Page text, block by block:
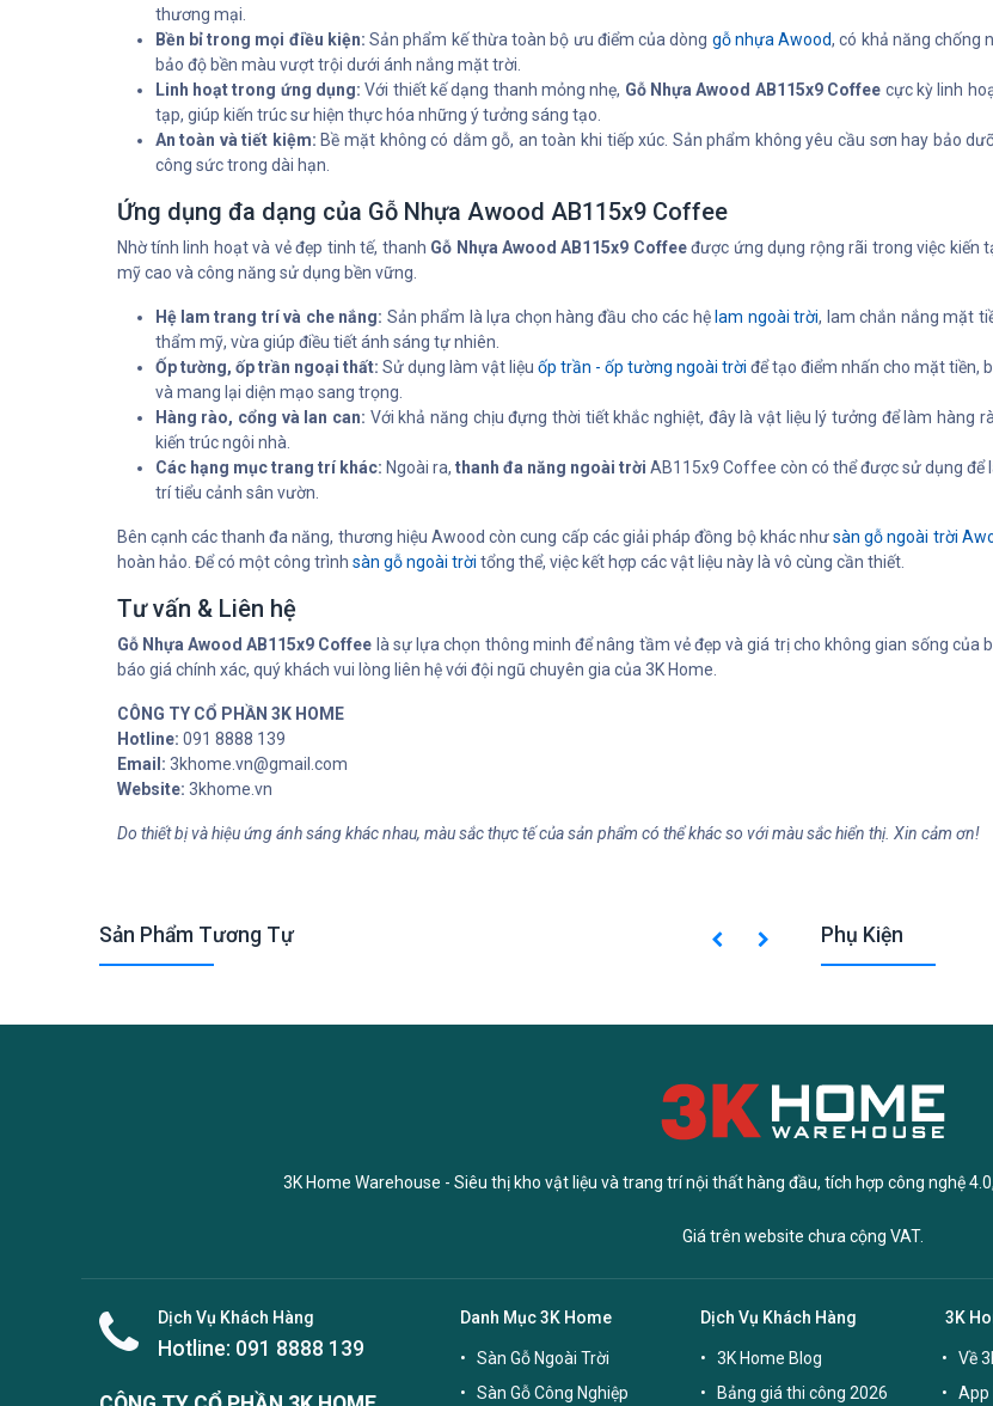
thương mại.
Bền bỉ trong mọi điều kiện: Sản phẩm kế thừa toàn bộ ưu điểm của dòng gỗ nhựa Awood, có khả năng chống
bảo độ bền màu vượt trội dưới ánh nắng mặt trời.
Linh hoạt trong ứng dụng: Với thiết kế dạng thanh mỏng nhẹ, Gỗ Nhựa Awood AB115x9 Coffee cực kỳ linh
tạp, giúp kiến trúc sư hiện thực hóa những ý tưởng sáng tạo.
An toàn và tiết kiệm: Bề mặt không có dằm gỗ, an toàn khi tiếp xúc. Sản phẩm không yêu cầu sơn hay bảo
công sức trong dài hạn.
Ứng dụng đa dạng của Gỗ Nhựa Awood AB115x9 Coffee
Nhờ tính linh hoạt và vẻ đẹp tinh tế, thanh Gỗ Nhựa Awood AB115x9 Coffeeđược ứng dụng rộng rãi trong việc kiến
mỹ cao và công năng sử dụng bền vững.
Hệ lam trang trí và che nắng: Sản phẩm là lựa chọn hàng đầu cho các hệ lam ngoài trời, lam chắn nắng mặt
thẩm mỹ, vừa giúp điều tiết ánh sáng tự nhiên.
Ốp tường, ốp trần ngoại thất: Sử dụng làm vật liệu ốp trần - ốp tường ngoài trời để tạo điểm nhấn cho mặt tiền,
và mang lại diện mạo sang trọng.
Hàng rào, cổng và lan can: Với khả năng chịu đựng thời tiết khắc nghiệt, đây là vật liệu lý tưởng để làm hàng
kiến trúc ngôi nhà.
Các hạng mục trang trí khác: Ngoài ra, thanh đa năng ngoài trời AB115x9 Coffee còn có thể được sử dụng để
trí tiểu cảnh sân vườn.
Bên cạnh các thanh đa năng, thương hiệu Awood còn cung cấp các giải pháp đồng bộ khác nhưsàn gỗ ngoài trời
hoàn hảo. Để có một công trình sàn gỗ ngoài trời tổng thể, việc kết hợp các vật liệu này là vô cùng cần thiết.
Tư vấn & Liên hệ
Gỗ Nhựa Awood AB115x9 Coffee là sự lựa chọn thông minh để nâng tầm vẻ đẹp và giá trị cho không gian sống
báo giá chính xác, quý khách vui lòng liên hệ với đội ngũ chuyên gia của 3K Home.
CÔNG TY CỔ PHẦN 3K HOME
Hotline: 091 8888 139
Email: 3khome.vn@gmail.com
Website: 3khome.vn
Do thiết bị và hiệu ứng ánh sáng khác nhau, màu sắc thực tế của sản phẩm có thể khác so với màu sắc hiển thị. Xin cảm ơn!
Sản Phẩm Tương Tự Phụ Kiện
3K Home Warehouse - Siêu thị kho vật liệu và trang trí nội thất hàng đầu, tích hợp công nghệ
Giá trên website chưa cộng VAT.
Dịch Vụ Khách Hàng
Hotline: 091 8888 139
Danh Mục 3K Home
Sàn Gỗ Ngoài Trời
Sàn Gỗ Công Nghiệp
Dịch Vụ Khách Hàng
3K Home Blog
Bảng giá thi công 2026
3K
Về
App